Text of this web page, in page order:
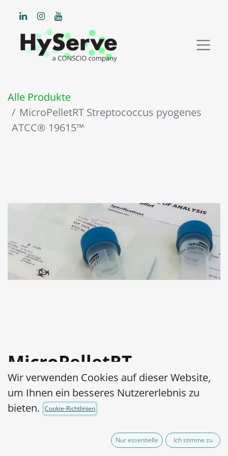
Alle Produkte
MicroPelletRT Streptococcus pyogenes
ATCC® 19615™
MicroPelletRT
Streptococcus
pyogenes ATCC®
MPRTS0900010
Wir verwenden Cookies auf dieser Website,
um Ihnen ein besseres Nutzererlebnis zu
bieten.
Cookie-Richtlinien
Nur essentielle Ich stimme zu